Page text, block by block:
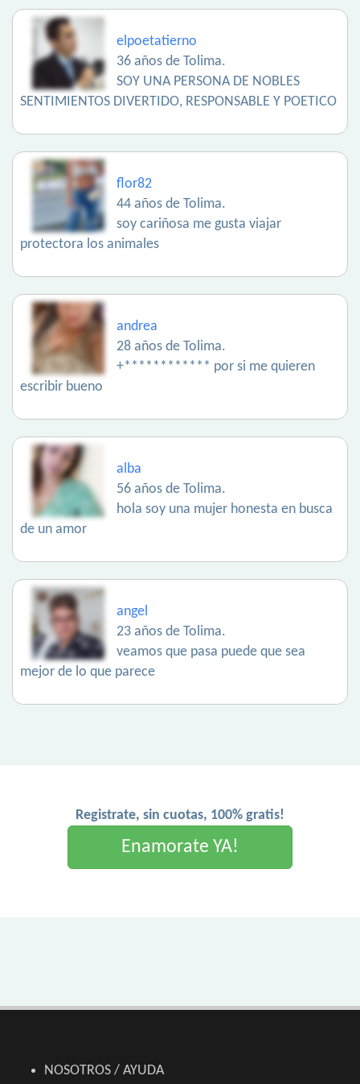
elpoetatierno
36 años de Tolima.
SOY UNA PERSONA DE NOBLES
SENTIMIENTOS DIVERTIDO, RESPONSABLE Y POETICO
flor82
44 años de Tolima.
soy cariñosa me gusta viajar
protectora los animales
andrea
28 años de Tolima.
+************ por si me quieren
escribir bueno
alba
56 años de Tolima.
hola soy una mujer honesta en busca
de un amor
angel
23 años de Tolima.
veamos que pasa puede que sea
mejor de lo que parece
Registrate, sin cuotas, 100% gratis!
Enamorate YA!
NOSOTROS / AYUDA